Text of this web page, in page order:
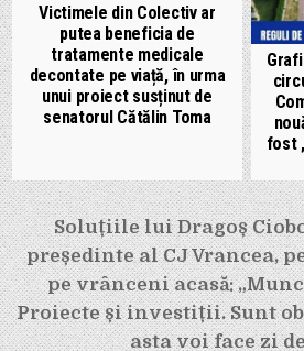
Victimele din Colectiv ar
putea beneficia de
tratamente medicale
decontate pe viață, în urma
unui proiect susținut de
senatorul Cătălin Toma
fost
Navigare
în
articole
Soluțiile lui Dragoș
președinte al CJ Vrancea,
pe vrânceni acasă:
Proiecte și investiții. Sunt
asta voi face zi